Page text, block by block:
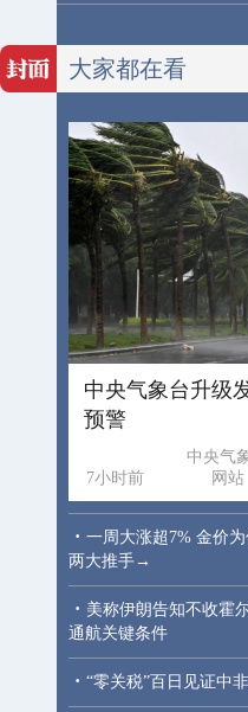
大家都在看
中央气象台升级
预警
7小时前
中央气
网站
· 一周大涨超7% 金价
两大推手→
· 美称伊朗告知不收霍
通航关键条件
· “零关税”百日见证中